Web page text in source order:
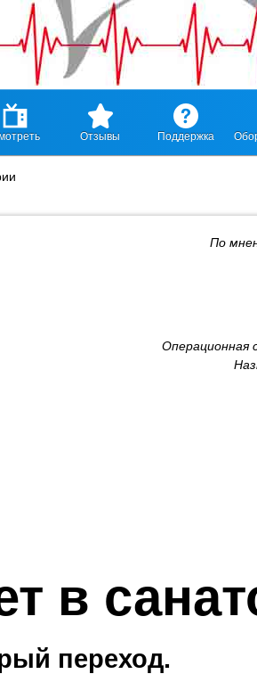
Отзывы Поддержка
По
Операционная
в
переход.